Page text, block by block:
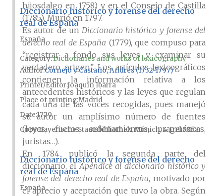
hijosdalgo en 1758) y en el Consejo de Castilla
(1785). Murió en 1797.
Es autor de unDiccionario histórico y forense del
derecho real de España (1779), que compuso para
“registrar a fondo sus leyes y examinar su
verdadero origen”. Los artículos lexicográficos
contienen la información relativa a los
antecedentes históricos y las leyes que regulan
cada una de las voces recogidas, pues manejó
su autor un amplísimo número de fuentes
(leyes, fueros, ordenamientos, pragmáticas,
juristas…).
En 1784 publicó la segunda parte del
diccionario, elApéndice al diccionario histórico y
forense del derecho real de España, motivado por
el aprecio y aceptación que tuvo la obra. Según
Diccionario histórico y forense del derecho
real de España
España
Category:Dictionaries and works of lexicography
AuthorCornejo y Castaño, Andrés (1732-1797)
Printer/EditorJoaquín Ibarra
Place of printingMadrid
Date1779
CopyBayerische Staatsbibliothek, Múnich, 4 J.rel 586a
Diccionario histórico y forense del derecho
real de España
España